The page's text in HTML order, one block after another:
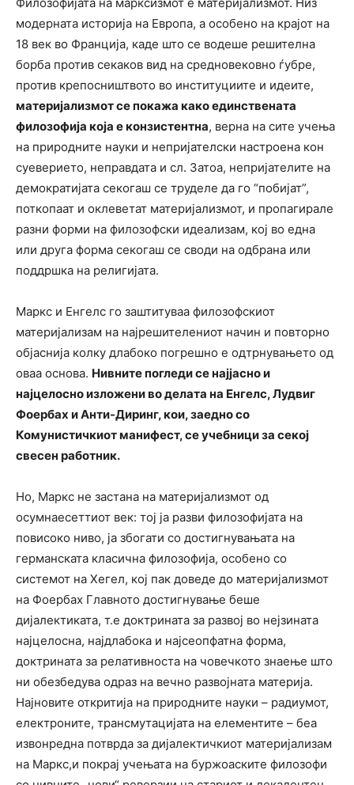
модерната историја на Европа, а особено на крајот на
18 век во Франција, каде што се водеше решителна
борба против секаков вид на средновековно ѓубре,
против крепосништвото во институциите и идеите,
материјализмот се покажа како единствената
филозофија која е конзистентна, верна на сите учења
на природните науки и непријателски настроена кон
суеверието, неправдата и сл. Затоа, непријателите на
демократијата секогаш се труделе да го “побијат”,
поткопаат и оклеветат материјализмот, и пропагирале
разни форми на филозофски идеализам, кој во една
или друга форма секогаш се своди на одбрана или
поддршка на религијата.
Маркс и Енгелс го заштитуваа филозофскиот
материјализам на најрешителениот начин и повторно
објаснија колку длабоко погрешно е одтрнувањето од
оваа основа. Нивните погледи се најјасно и
најцелосно изложени во делата на Енгелс, Лудвиг
Фоербах и Анти-Диринг, кои, заедно со
Комунистичкиот манифест, се учебници за секој
свесен работник.
Но, Маркс не застана на материјализмот од
осумнаесеттиот век: тој ја разви филозофијата на
повисоко ниво, ја збогати со достигнувањата на
германската класична филозофија, особено со
системот на Хегел, кој пак доведе до материјализмот
на Фоербах Главното достигнување беше
дијалектиката, т.е доктрината за развој во нејзината
најцелосна, најдлабока и најсеопфатна форма,
доктрината за релативноста на човечкото знаење што
ни обезбедува одраз на вечно развојната материја.
Најновите откритија на природните науки – радиумот,
електроните, трансмутацијата на елементите – беа
извонредна потврда за дијалектичкиот материјализам
на Маркс,и покрај учењата на буржоаските филозофи